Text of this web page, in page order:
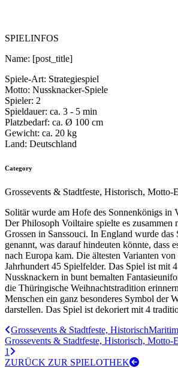
SPIELINFOS
Name: [post_title]
Spiele-Art: Strategiespiel
Motto: Nussknacker-Spiele
Spieler: 2
Spieldauer: ca. 3 - 5 min
Platzbedarf: ca. Ø 100 cm
Gewicht: ca. 20 kg
Land: Deutschland
Category
Grossevents & Stadtfeste, Historisch, Motto-
Solitär wurde am Hofe des Sonnenkönigs in
Der Philosoph Voiltaire spielte es zusammen
Grossen in Sanssouci. In England wurde das
genannt, was darauf hindeuten könnte, dass
nach Europa kam. Die ältesten Varianten
Jahrhundert 45 Spielfelder. Das Spiel ist mit
Nussknackern in bunt bemalten
die Thüringische Weihnachtstradition
Menschen ein ganz besonderes Symbol der
darstellen. Das Spiel ist dekoriert mit 4
Grossevents & Stadtfeste, Historisch
Grossevents & Stadtfeste, Historisch, Motto-
1
ZURÜCK ZUR SPIELOTHEK